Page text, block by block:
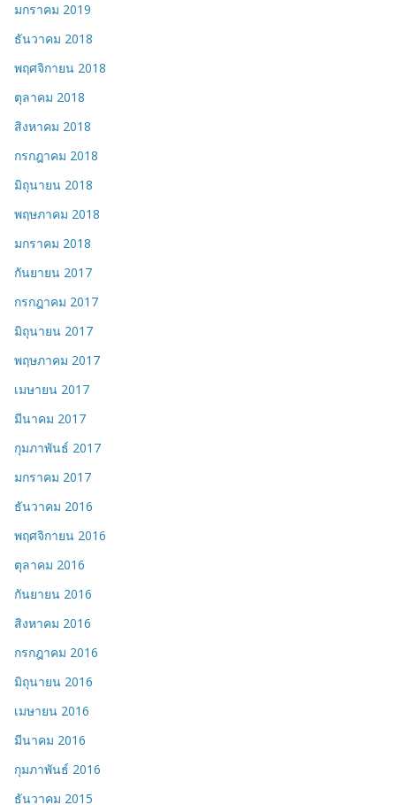
มกราคม 2019
ธันวาคม 2018
พฤศจิกายน 2018
ตุลาคม 2018
สิงหาคม 2018
กรกฎาคม 2018
มิถุนายน 2018
พฤษภาคม 2018
มกราคม 2018
กันยายน 2017
กรกฎาคม 2017
มิถุนายน 2017
พฤษภาคม 2017
เมษายน 2017
มีนาคม 2017
กุมภาพันธ์ 2017
มกราคม 2017
ธันวาคม 2016
พฤศจิกายน 2016
ตุลาคม 2016
กันยายน 2016
สิงหาคม 2016
กรกฎาคม 2016
มิถุนายน 2016
เมษายน 2016
มีนาคม 2016
กุมภาพันธ์ 2016
ธันวาคม 2015